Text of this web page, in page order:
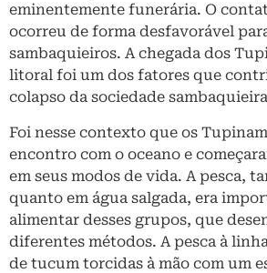
eminentemente funerária. O
ocorreu de forma desfavorável
sambaquieiros. A chegada dos
litoral foi um dos fatores que
colapso da sociedade
Foi nesse contexto que os
encontro com o oceano e
em seus modos de vida. A pesca,
quanto em água salgada, era
alimentar desses grupos, que
diferentes métodos. A pesca à
de tucum torcidas à mão com um